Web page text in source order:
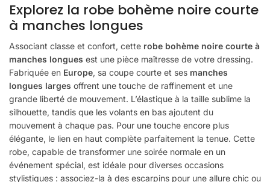
Explorez la robe bohème noire courte
à manches longues
Associant classe et confort, cette robe bohème noire courte à
manches longues est une pièce maîtresse de votre dressing.
Fabriquée en Europe, sa coupe courte et ses manches
longues larges offrent une touche de raffinement et une
grande liberté de mouvement. L’élastique à la taille sublime la
silhouette, tandis que les volants en bas ajoutent du
mouvement à chaque pas. Pour une touche encore plus
élégante, le lien en haut complète parfaitement la tenue. Cette
robe, capable de transformer une soirée normale en un
événement spécial, est idéale pour diverses occasions
stylistiques : associez-la à des escarpins pour une allure chic ou